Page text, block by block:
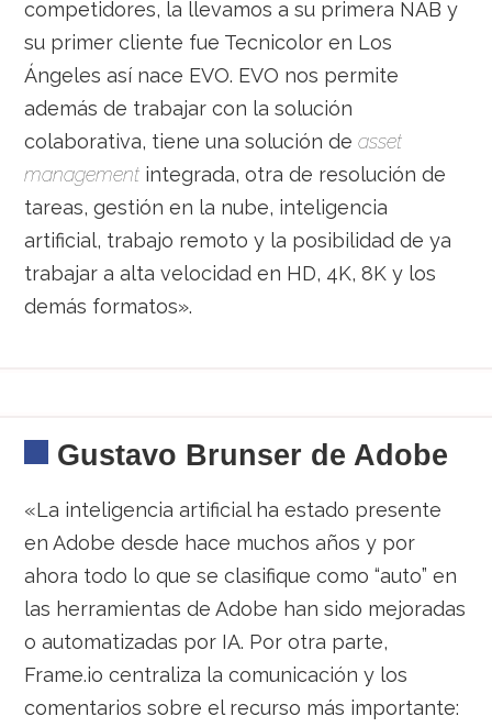
competidores, la llevamos a su primera NAB y
su primer cliente fue Tecnicolor en Los
Ángeles así nace EVO. EVO nos permite
además de trabajar con la solución
colaborativa, tiene una solución de asset
management integrada, otra de resolución de
tareas, gestión en la nube, inteligencia
artificial, trabajo remoto y la posibilidad de ya
trabajar a alta velocidad en HD, 4K, 8K y los
demás formatos».
Gustavo Brunser de Adobe
«La inteligencia artificial ha estado presente
en Adobe desde hace muchos años y por
ahora todo lo que se clasifique como “auto” en
las herramientas de Adobe han sido mejoradas
o automatizadas por IA. Por otra parte,
Frame.io centraliza la comunicación y los
comentarios sobre el recurso más importante: